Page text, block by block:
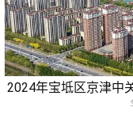
2024年宝坻区京津中